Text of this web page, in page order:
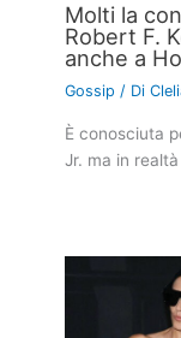
Molti la
Robert F.
anche a
Gossip / Di
È conosciuta
Jr. ma in